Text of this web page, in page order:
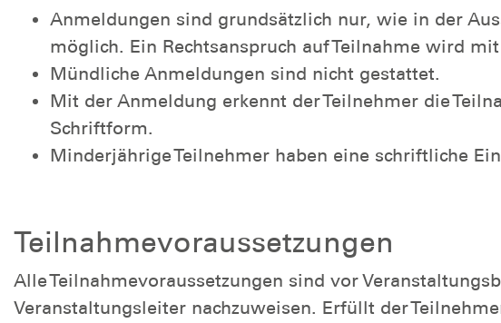
Anmeldungen sind grundsätzlich nur, wie in der
möglich. Ein Rechtsanspruch auf Teilnahme wird
Mündliche Anmeldungen sind nicht gestattet.
Mit der Anmeldung erkennt der Teilnehmer die
Schriftform.
Minderjährige Teilnehmer haben eine schriftliche
Teilnahmevoraussetzungen
Alle Teilnahmevoraussetzungen sind vor
Veranstaltungsleiter nachzuweisen. Erfüllt der